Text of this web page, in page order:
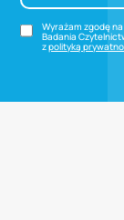
Wyrażam zgodę
Badania
zpolityką